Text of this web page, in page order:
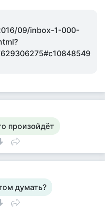
09/inbox-1-000-
произойдёт
думать?